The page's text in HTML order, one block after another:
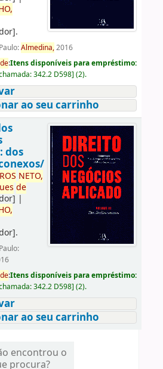
.
Almedina,2016
de:Itens disponíveis para empréstimo:
342.2 D598] (2).
ao seu carrinho
dos
NETO,
de
|
.
de:Itens disponíveis para empréstimo:
342.2 D598] (2).
ao seu carrinho
encontrou o
procura?